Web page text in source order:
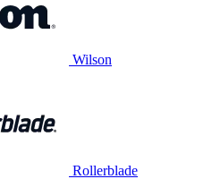
Wilson
Rollerblade